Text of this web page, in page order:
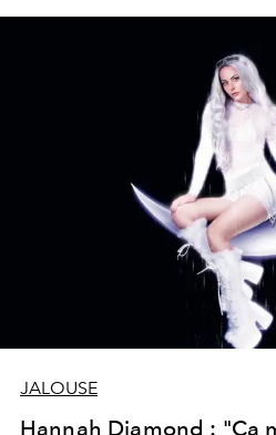
JALOUSE
Hannah Diamond : "Ça